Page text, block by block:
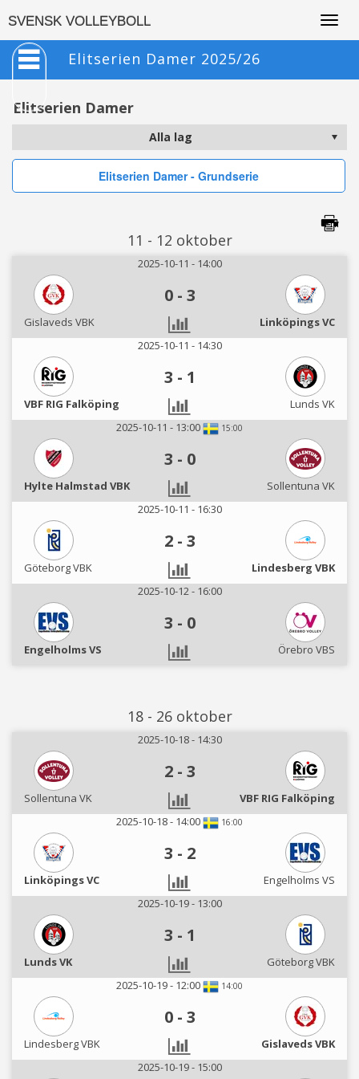
SVENSK VOLLEYBOLL
Elitserien Damer 2025/26
Elitserien Damer
Elitserien Damer - Grundserie
11 - 12 oktober
2025-10-11 - 14:00
0 - 3
Gislaveds VBK
Linköpings VC
2025-10-11 - 14:30
3 - 1
VBF RIG Falköping
Lunds VK
2025-10-11 - 13:00
15:00
3 - 0
Hylte Halmstad VBK
Sollentuna VK
2025-10-11 - 16:30
2 - 3
Göteborg VBK
Lindesberg VBK
2025-10-12 - 16:00
3 - 0
Engelholms VS Örebro VBS
18 - 26 oktober
2025-10-18 - 14:30
2 - 3
Sollentuna VK
VBF RIG Falköping
2025-10-18 - 14:00
16:00
3 - 2
Linköpings VC
Engelholms VS
2025-10-19 - 13:00
3 - 1
Lunds VK
Göteborg VBK
2025-10-19 - 12:00
14:00
0 - 3
Lindesberg VBK
Gislaveds VBK
2025-10-19 - 15:00